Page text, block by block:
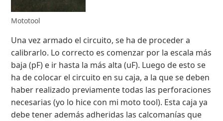
Mototool
Una vez armado el circuito, se ha de proceder a
calibrarlo. Lo correcto es comenzar por la escala más
baja (pF) e ir hasta la más alta (uF). Luego de esto se
ha de colocar el circuito en su caja, a la que se deben
haber realizado previamente todas las perforaciones
necesarias (yo lo hice con mi moto tool). Esta caja ya
debe tener además adheridas las calcomanías que